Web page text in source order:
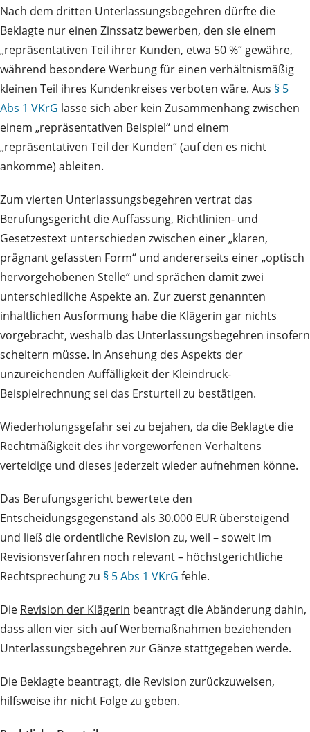
Nach dem dritten Unterlassungsbegehren dürfte die
Beklagte nur einen Zinssatz bewerben, den sie einem
„repräsentativen Teil ihrer Kunden, etwa 50 %“ gewähre,
während besondere Werbung für einen verhältnismäßig
kleinen Teil ihres Kundenkreises verboten wäre. Aus § 5
Abs 1 VKrG lasse sich aber kein Zusammenhang zwischen
einem „repräsentativen Beispiel“ und einem
„repräsentativen Teil der Kunden“ (auf den es nicht
ankomme) ableiten.
Zum vierten Unterlassungsbegehren vertrat das
Berufungsgericht die Auffassung, Richtlinien- und
Gesetzestext unterschieden zwischen einer „klaren,
prägnant gefassten Form“ und andererseits einer „optisch
hervorgehobenen Stelle“ und sprächen damit zwei
unterschiedliche Aspekte an. Zur zuerst genannten
inhaltlichen Ausformung habe die Klägerin gar nichts
vorgebracht, weshalb das Unterlassungsbegehren insofern
scheitern müsse. In Ansehung des Aspekts der
unzureichenden Auffälligkeit der Kleindruck-
Beispielrechnung sei das Ersturteil zu bestätigen.
Wiederholungsgefahr sei zu bejahen, da die Beklagte die
Rechtmäßigkeit des ihr vorgeworfenen Verhaltens
verteidige und dieses jederzeit wieder aufnehmen könne.
Das Berufungsgericht bewertete den
Entscheidungsgegenstand als 30.000 EUR übersteigend
und ließ die ordentliche Revision zu, weil – soweit im
Revisionsverfahren noch relevant – höchstgerichtliche
Rechtsprechung zu § 5 Abs 1 VKrG fehle.
Die Revision der Klägerin beantragt die Abänderung dahin,
dass allen vier sich auf Werbemaßnahmen beziehenden
Unterlassungsbegehren zur Gänze stattgegeben werde.
Die Beklagte beantragt, die Revision zurückzuweisen,
hilfsweise ihr nicht Folge zu geben.